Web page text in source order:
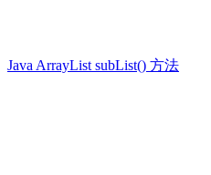
Java ArrayList subList() 方法